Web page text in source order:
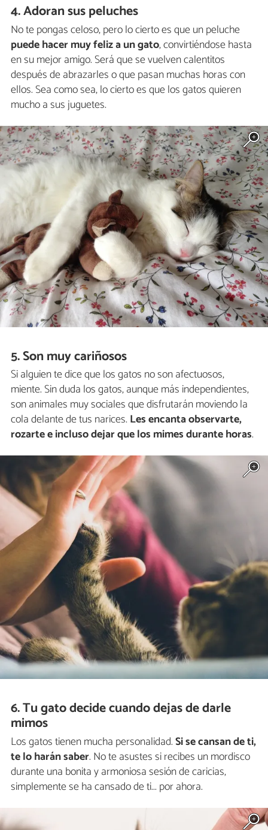
4. Adoran sus peluches
No te pongas celoso, pero lo cierto es que un peluche
puede hacer muy feliz a un gato, convirtiéndose hasta
en su mejor amigo. Será que se vuelven calentitos
después de abrazarles o que pasan muchas horas con
ellos. Sea como sea, lo cierto es que los gatos quieren
mucho a sus juguetes.
5. Son muy cariñosos
Si alguien te dice que los gatos no son afectuosos,
miente. Sin duda los gatos, aunque más independientes,
son animales muy sociales que disfrutarán moviendo la
cola delante de tus narices. Les encanta observarte,
rozarte e incluso dejar que los mimes durante horas.
6. Tu gato decide cuando dejas de darle
mimos
Los gatos tienen mucha personalidad.Si se cansan de ti,
te lo harán saber. No te asustes si recibes un mordisco
durante una bonita y armoniosa sesión de caricias,
simplemente se ha cansado de ti... por ahora.